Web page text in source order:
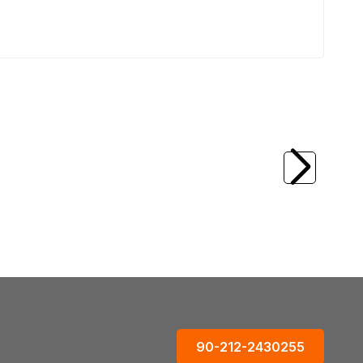
TROY 25007 Kıskaçlı Alüminyum
90-212-2430255